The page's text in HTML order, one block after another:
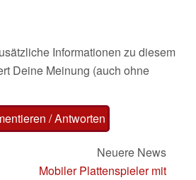
Informationen zu diesem
Deine Meinung (auch ohne
/ Antworten
Neuere News
Mobiler Plattenspieler mit